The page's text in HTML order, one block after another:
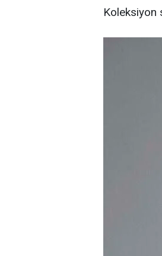
Koleksiyon